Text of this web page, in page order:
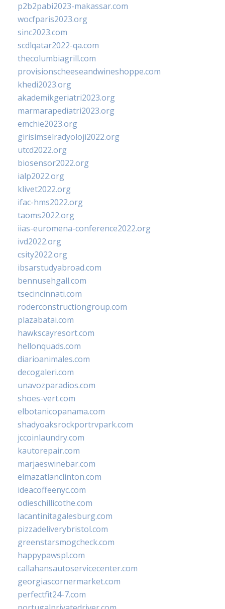
p2b2pabi2023-makassar.com
wocfparis2023.org
sinc2023.com
scdlqatar2022-qa.com
thecolumbiagrill.com
provisionscheeseandwineshoppe.com
khedi2023.org
akademikgeriatri2023.org
marmarapediatri2023.org
emchie2023.org
girisimselradyoloji2022.org
utcd2022.org
biosensor2022.org
ialp2022.org
klivet2022.org
ifac-hms2022.org
taoms2022.org
iias-euromena-conference2022.org
ivd2022.org
csity2022.org
ibsarstudyabroad.com
bennusehgall.com
tsecincinnati.com
roderconstructiongroup.com
plazabatai.com
hawkscayresort.com
hellonquads.com
diarioanimales.com
decogaleri.com
unavozparadios.com
shoes-vert.com
elbotanicopanama.com
shadyoaksrockportrvpark.com
jccoinlaundry.com
kautorepair.com
marjaeswinebar.com
elmazatlanclinton.com
ideacoffeenyc.com
odieschillicothe.com
lacantinitagalesburg.com
pizzadeliverybristol.com
greenstarsmogcheck.com
happypawspl.com
callahansautoservicecenter.com
georgiascornermarket.com
perfectfit24-7.com